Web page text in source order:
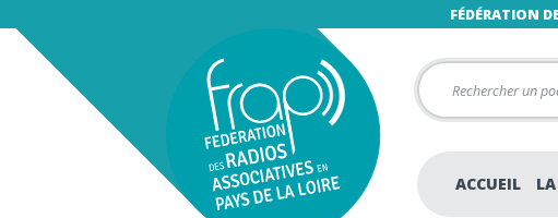
FÉDÉRATION
ACCUEIL